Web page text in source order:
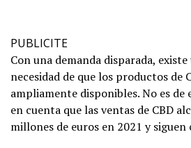
PUBLICITE
Con una demanda disparada,
necesidad de que los productos de
ampliamente disponibles. No es
en cuenta que las ventas de CBD
millones de euros en 2021 y siguen